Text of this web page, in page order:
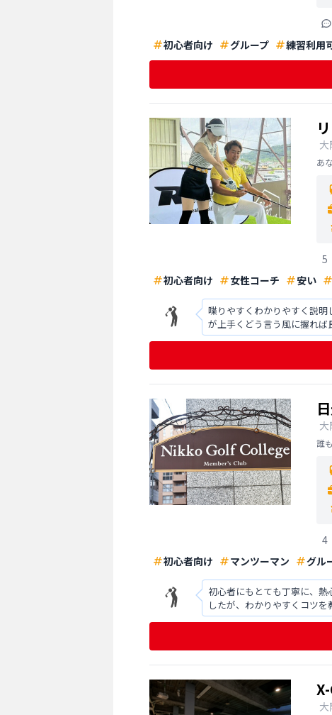
初心者向け
グループ 練習利用
あ
5
初心者向け
女性コーチ 安い
喋りやすくわかりやすく説
が上手くどう言う風に握れ
たりしてとても分かりやすか
誰
4
初心者向け
マンツーマン グル
初心者にもとても丁寧に、
したが、わかりやすくコツ
人でしっかりと練習できる